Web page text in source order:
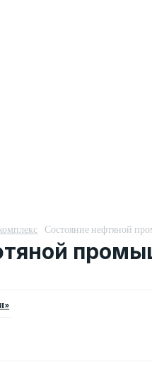
Состояние нефтяной